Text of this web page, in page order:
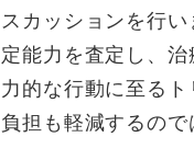
カッションを行
能力を査定し、
的な行動に至る
担も軽減するの